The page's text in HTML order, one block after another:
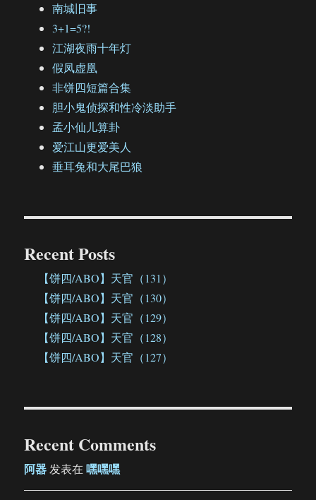
南城旧事
3+1=5?!
江湖夜雨十年灯
假凤虚凰
非饼四短篇合集
胆小鬼侦探和性冷淡助手
孟小仙儿算卦
爱江山更爱美人
垂耳兔和大尾巴狼
Recent Posts
【饼四/ABO】天官（131）
【饼四/ABO】天官（130）
【饼四/ABO】天官（129）
【饼四/ABO】天官（128）
【饼四/ABO】天官（127）
Recent Comments
阿器发表在嘿嘿嘿